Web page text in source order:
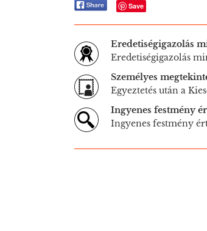
Save
Eredetiségigazolás
Eredetiségigazolás
Személyes
Egyeztetés után a
Ingyenes festmény
Ingyenes festmény